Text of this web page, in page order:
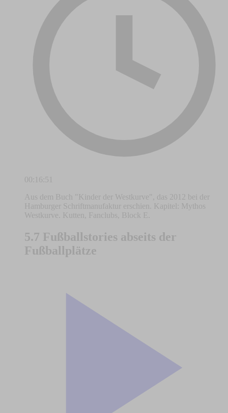
00:16:51
Aus dem Buch "Kinder der Westkurve", das 2012 bei der
Hamburger Schriftmanufaktur erschien. Kapitel: Mythos
Westkurve. Kutten, Fanclubs, Block E.
5.7 Fußballstories abseits der
Fußballplätze